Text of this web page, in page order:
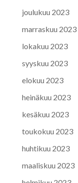
joulukuu 2023
marraskuu 2023
lokakuu 2023
syyskuu 2023
elokuu 2023
heinäkuu 2023
kesäkuu 2023
toukokuu 2023
huhtikuu 2023
maaliskuu 2023